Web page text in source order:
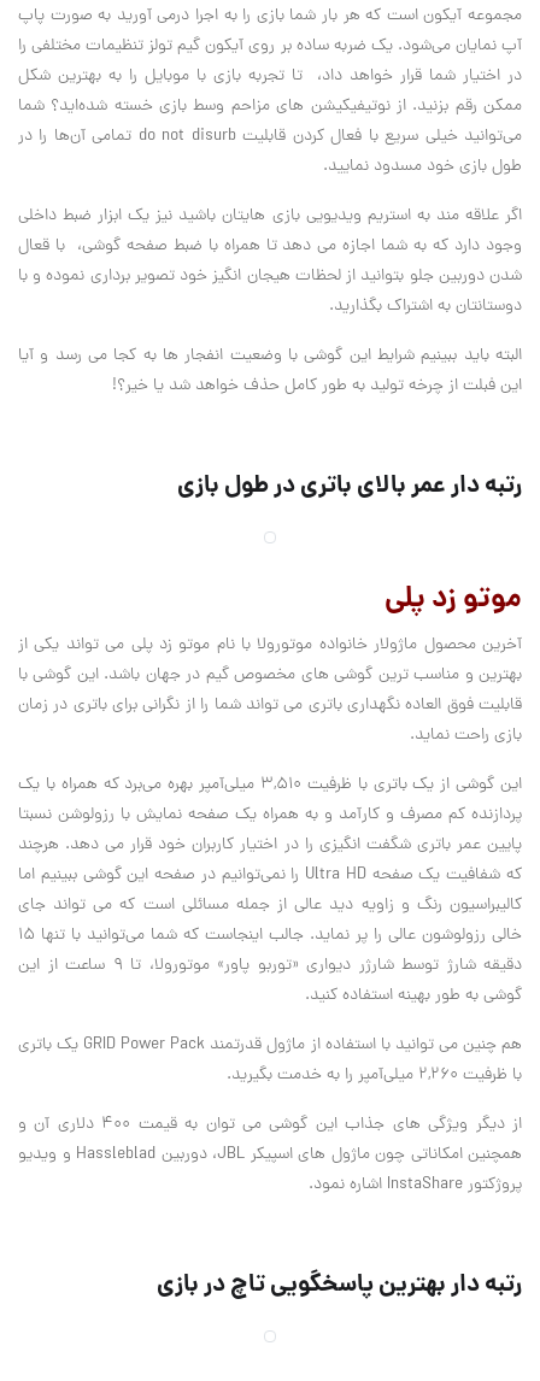
مجموعه آیکون است که هر بار شما بازی را به اجرا درمی ‌آورید به صورت پاپ
آپ نمایان می‌شود. یک ضربه ساده بر روی آیکون گیم تولز تنظیمات مختلفی را
در اختیار شما قرار خواهد داد، تا تجربه بازی با موبایل را به بهترین شکل
ممکن رقم بزنید. از نوتیفیکیشن های مزاحم وسط بازی خسته شده‌اید؟ شما
می‌توانید خیلی سریع با فعال کردن قابلیت do not disurb تمامی آن‌ها را در
طول بازی خود مسدود نمایید.
اگر علاقه ‌مند به استریم ویدیویی بازی هایتان باشید نیز یک ابزار ضبط داخلی
وجود دارد که به شما اجازه می‌ دهد تا همراه با ضبط صفحه گوشی، با قعال
شدن دوربین جلو بتوانید از لحظات هیجان انگیز خود تصویر برداری نموده و با
دوستانتان به اشتراک بگذارید.
البته باید ببینیم شرایط این گوشی با وضعیت انفجار ها به کجا می رسد و آیا
این فبلت از چرخه تولید به طور کامل حذف خواهد شد یا خیر؟!
رتبه دار عمر بالای باتری در طول بازی
موتو زد پلی
آخرین محصول ماژولار خانواده موتورولا با نام موتو زد پلی می تواند یکی از
بهترین و مناسب ترین گوشی های مخصوص گیم در جهان باشد. این گوشی با
قابلیت فوق العاده نگهداری باتری می تواند شما را از نگرانی برای باتری در زمان
بازی راحت نماید.
این گوشی از یک باتری با ظرفیت ۳,۵۱۰ میلی‌آمپر بهره می‌برد که همراه با یک
پردازنده کم مصرف و کارآمد و به همراه یک صفحه نمایش با رزولوشن نسبتا
پایین عمر باتری شگفت انگیزی را در اختیار کاربران خود قرار می دهد. هرچند
که شفافیت یک صفحه Ultra HD را نمی‌توانیم در صفحه این گوشی ببینیم اما
کالیبراسیون رنگ و زاویه دید عالی از جمله مسائلی است که می تواند جای
خالی رزولوشون عالی را پر نماید. جالب اینجاست که شما می‌توانید با تنها ۱۵
دقیقه شارژ توسط شارژر دیواری «توربو پاور» موتورولا، تا ۹ ساعت از این
گوشی به طور بهینه استفاده کنید.
هم چنین می توانید با استفاده از ماژول قدرتمند GRID Power Pack یک باتری
با ظرفیت ۲,۲۶۰ میلی‌آمپر را به خدمت بگیرید.
از دیگر ویژگی های جذاب این گوشی می توان به قیمت ۴۰۰ دلاری آن و
همچنین امکاناتی چون ماژول های اسپیکر JBL، دوربین Hassleblad و ویدیو
پروژکتور InstaShare اشاره نمود.
رتبه دار بهترین پاسخگویی تاچ در بازی